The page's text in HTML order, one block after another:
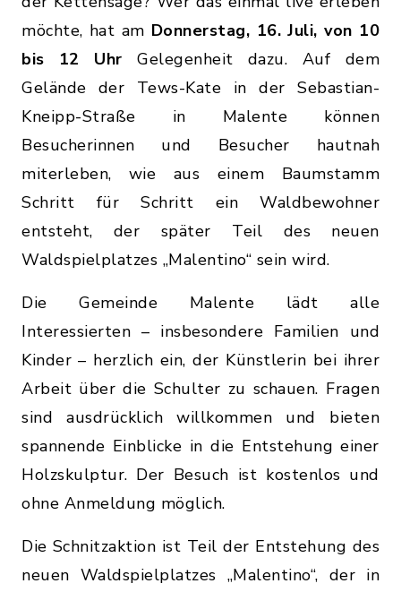
möchte, hat am Donnerstag, 16. Juli, von 10
bis 12 Uhr Gelegenheit dazu. Auf dem
Gelände der Tews-Kate in der Sebastian-
Kneipp-Straße in Malente können
Besucherinnen und Besucher hautnah
miterleben, wie aus einem Baumstamm
Schritt für Schritt ein Waldbewohner
entsteht, der später Teil des neuen
Waldspielplatzes „Malentino“ sein wird.
Die Gemeinde Malente lädt alle
Interessierten – insbesondere Familien und
Kinder – herzlich ein, der Künstlerin bei ihrer
Arbeit über die Schulter zu schauen. Fragen
sind ausdrücklich willkommen und bieten
spannende Einblicke in die Entstehung einer
Holzskulptur. Der Besuch ist kostenlos und
ohne Anmeldung möglich.
Die Schnitzaktion ist Teil der Entstehung des
neuen Waldspielplatzes „Malentino“, der in